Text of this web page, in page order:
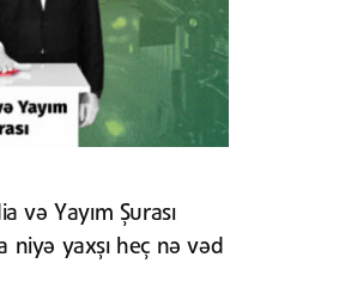
və Yayım Şurası
niyə yaxşı heç nə vəd